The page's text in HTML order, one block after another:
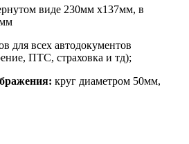
виде 230мм х137мм, в
для всех автодокументов
ПТС, страховка и тд);
круг диаметром 50мм,